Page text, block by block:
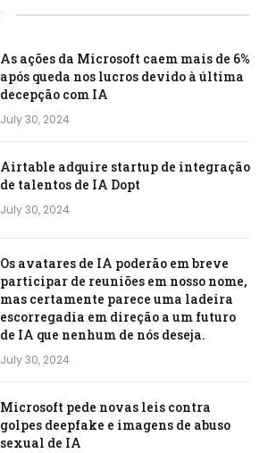
As ações da Microsoft caem mais de 6%
após queda nos lucros devido à última
decepção com IA
July 30, 2024
Airtable adquire startup de integração
de talentos de IA Dopt
July 30, 2024
Os avatares de IA poderão em breve
participar de reuniões em nosso nome,
mas certamente parece uma ladeira
escorregadia em direção a um futuro
de IA que nenhum de nós deseja.
July 30, 2024
Microsoft pede novas leis contra
golpes deepfake e imagens de abuso
sexual de IA